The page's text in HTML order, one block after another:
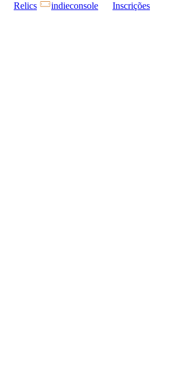
Relics indieconsole Inscrições